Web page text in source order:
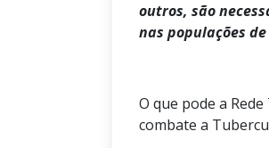
outros, são
nas populações
O que pode a
combate a